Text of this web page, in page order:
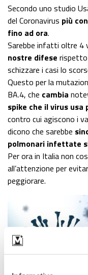
Secondo uno studio
del Coronavirus più
fino ad ora.
Sarebbe infatti oltre 4
nostre difese rispetto
schizzare i casi lo
Questo per la
BA.4, che cambia
spike che il virus
contro cui agiscono i
dicono che sarebbe
polmonari infettate
Per ora in Italia non
all’attenzione per
peggiorare.